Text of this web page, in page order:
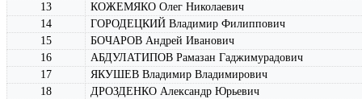
13
КОЖЕМЯКО Олег Николаевич
14
ГОРОДЕЦКИЙ Владимир Филиппович
15
БОЧАРОВ Андрей Иванович
16
АБДУЛАТИПОВ Рамазан Гаджимурадович
17
ЯКУШЕВ Владимир Владимирович
18
ДРОЗДЕНКО Александр Юрьевич